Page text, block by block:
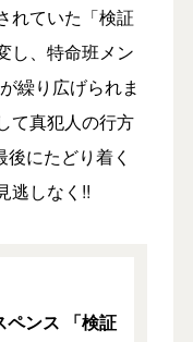
れていた「検証
し、特命班メン
繰り広げられま
て真犯人の行方
にたどり着く
逃しなく!!
ペンス 「検証